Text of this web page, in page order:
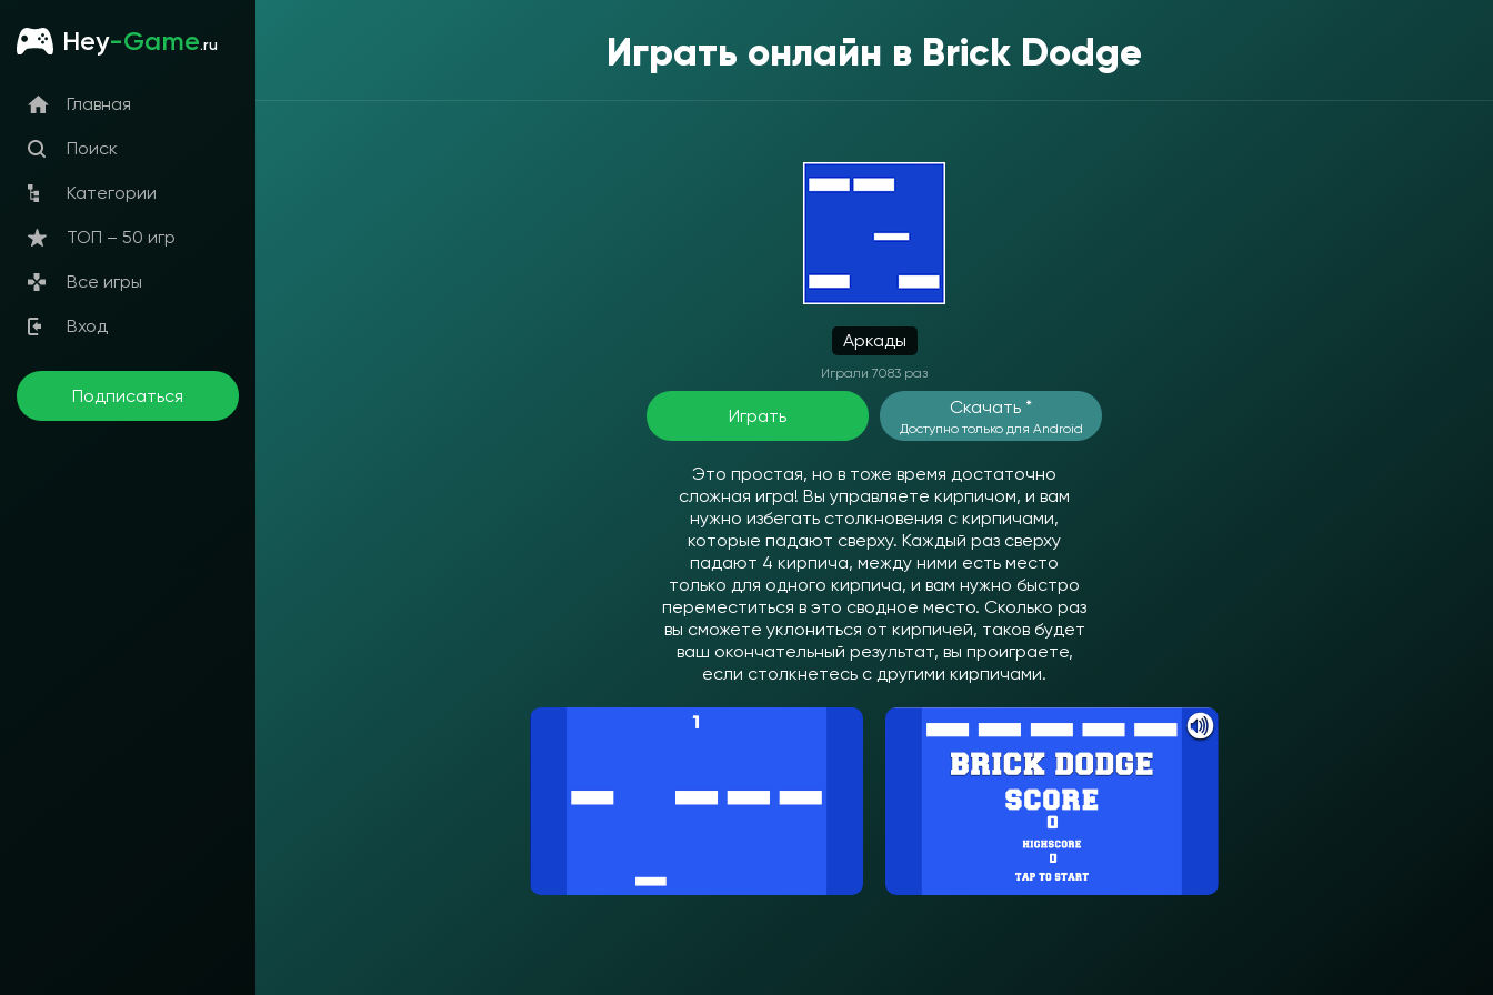
Hey-Game.ru
Главная
Поиск
Категории
ТОП – 50 игр
Все игры
Вход
Подписаться
Играть онлайн в Brick Dodge
Аркады
Играли 7083 раз
Играть Скачать *
Доступно только для Android
Это простая, но в тоже время достаточно
сложная игра! Вы управляете кирпичом, и вам
нужно избегать столкновения с кирпичами,
которые падают сверху. Каждый раз сверху
падают 4 кирпича, между ними есть место
только для одного кирпича, и вам нужно быстро
переместиться в это сводное место. Сколько раз
вы сможете уклониться от кирпичей, таков будет
ваш окончательный результат, вы проиграете,
если столкнетесь с другими кирпичами.